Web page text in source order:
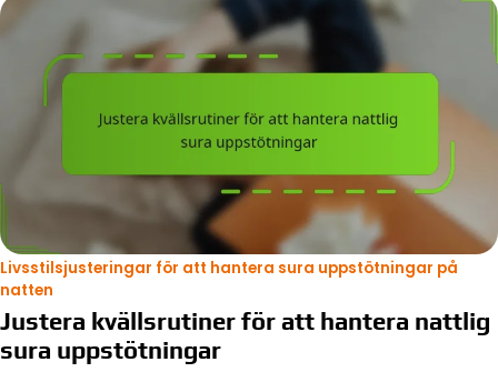
Livsstilsjusteringar för att hantera sura uppstötningar på
natten
Justera kvällsrutiner för att hantera nattlig
sura uppstötningar